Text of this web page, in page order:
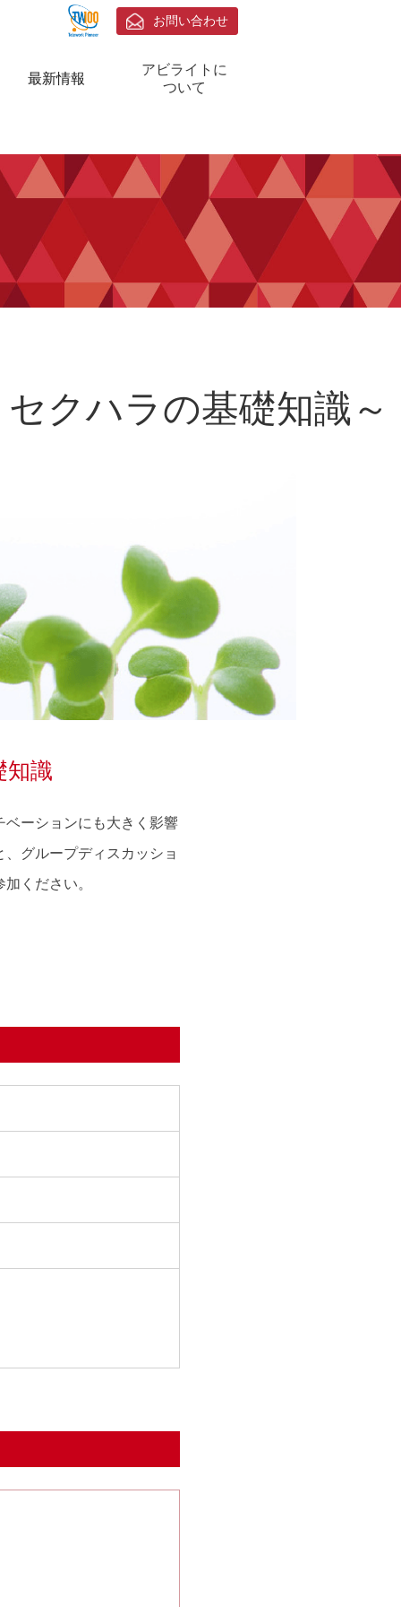
最新情報
アビライトに
ついて
アビライトのチャレンジ
お問い合わせ
クハラの基礎知識～
知識
ーションにも大きく影響
グループディスカッショ
ください。